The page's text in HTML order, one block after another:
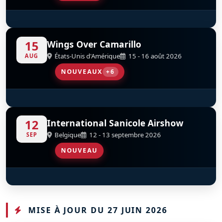
D
Patrouille Suisse
15
AUG
Wings Over Camarillo
États-Unis d'Amérique 15 - 16 août 2026
NOUVEAUX +6
D
SubSonex JSX-2
N19WJ
D
North American P-51D Mustang Bunny
N151BP
D
Vickers-Supermarine Spitfire FR Mk XIV
N749DP
D
Grumman F6F-5 Hellcat
N1078Z
D
North American SNJ-5 Texan
n1038a
D
Condor Squadron
12
SEP
International Sanicole Airshow
Belgique 12 - 13 septembre 2026
NOUVEAU
D
Red Arrows
MISE À JOUR DU 27 JUIN 2026